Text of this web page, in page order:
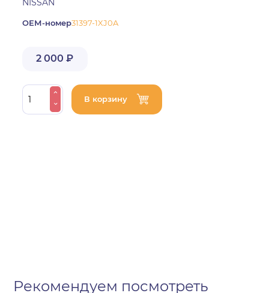
NISSAN
ОЕМ-номер31397-1XJ0A
2 000 ₽
В корзину
Рекомендуем посмотреть